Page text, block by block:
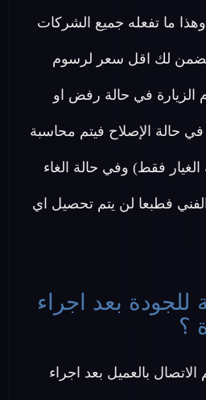
ما تفعله جميع الشركات
لك اقل سعر لرسوم
الزيارة في حالة رفض او
حالة الإصلاح فيتم محاسبة
فقط) وفي حالة الغاء
فطبعا لن يتم تحصيل اي
للجودة بعد اجراء
؟
بالعميل بعد اجراء